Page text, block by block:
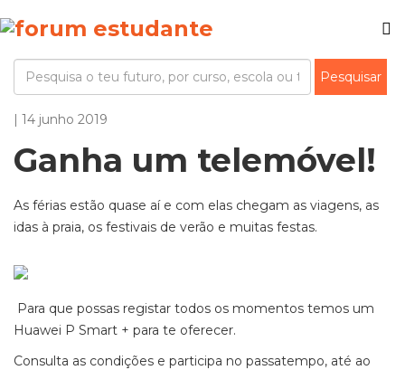
| 14 junho 2019
Ganha um telemóvel!
As férias estão quase aí e com elas chegam as viagens, as
idas à praia, os festivais de verão e muitas festas.
Para que possas registar todos os momentos temos um
Huawei P Smart + para te oferecer.
Consulta as condições e participa no passatempo, até ao